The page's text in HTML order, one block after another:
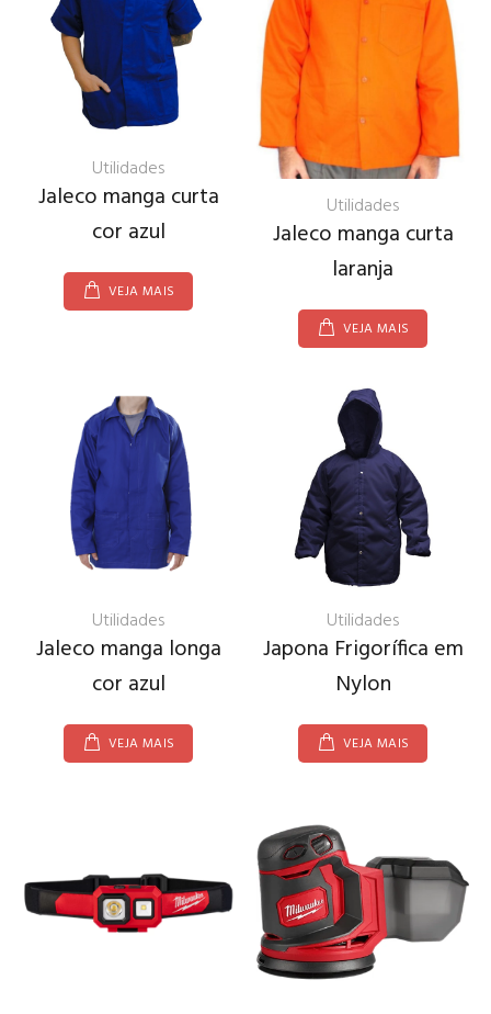
Utilidades
Jaleco manga curta
cor azul
VEJA MAIS
Utilidades
Jaleco manga curta
laranja
VEJA MAIS
Utilidades
Jaleco manga longa
cor azul
VEJA MAIS
Utilidades
Japona Frigorífica em
Nylon
VEJA MAIS